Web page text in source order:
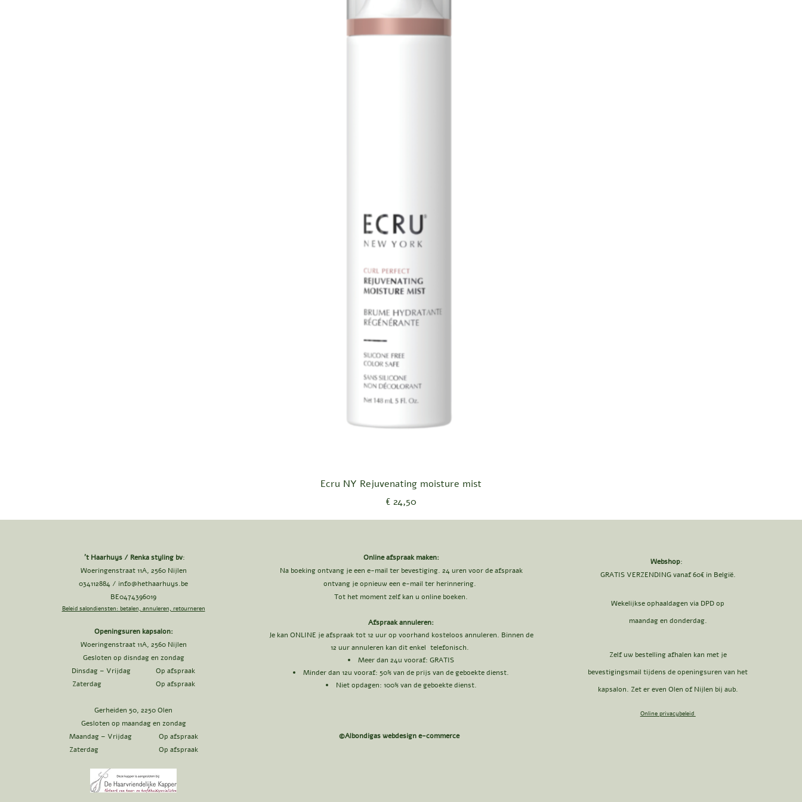
Snel overzicht
Ecru NY Rejuvenating moisture mist
Prijs
€ 24,50
't Haarhuys / Renka styling bv:
Woeringenstraat 11A, 2560 Nijlen
034112884 / info@hethaarhuys.be
BE0474396019
Beleid salondiensten: betalen, annuleren, retourneren
Openingsuren kapsalon:
Woeringenstraat 11A, 2560 Nijlen
Gesloten op disndag en zondag
Dinsdag – Vrijdag Op afspraak
Zaterdag Op afspraak
Gerheiden 50, 2250 Olen
Gesloten op maandag en zondag
Maandag – Vrijdag Op afspraak
Zaterdag Op afspraak
Online afspraak maken:
Na boeking ontvang je een e-mail ter bevestiging. 24 uren voor de afspraak
ontvang je opnieuw een e-mail ter herinnering.
Tot het moment zelf kan u online boeken.
Afspraak annuleren:
Je kan ONLINE je afspraak tot 12 uur op voorhand kosteloos annuleren. Binnen de
12 uur annuleren kan dit enkel telefonisch.
Meer dan 24u vooraf: GRATIS​
Minder dan 12u vooraf: 50% van de prijs van de geboekte dienst.
Niet opdagen: 100% van de geboekte dienst.
©Albondigas webdesign e-commerce
Webshop:
GRATIS VERZENDING vanaf 60€ in België.
Wekelijkse ophaaldagen via DPD op
maandag en donderdag.
Zelf uw bestelling afhalen kan met je
bevestigingsmail tijdens de openingsuren van het
kapsalon. Zet er even Olen of Nijlen bij aub.
Online privacybeleid